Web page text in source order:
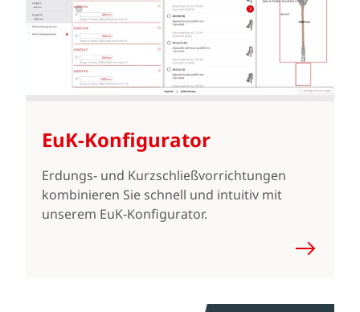
EuK-Konfigurator
Erdungs- und Kurzschließvorrichtungen
kombinieren Sie schnell und intuitiv mit
unserem EuK-Konfigurator.